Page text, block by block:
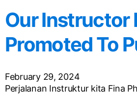
Our Instructor
Promoted To
February 29, 2024
Perjalanan Instruktur kita Fina